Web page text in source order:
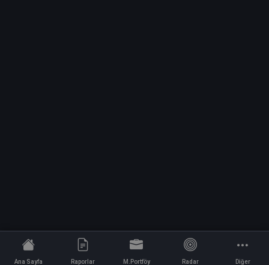
Ana Sayfa Raporlar M.Portföy Radar Diğer